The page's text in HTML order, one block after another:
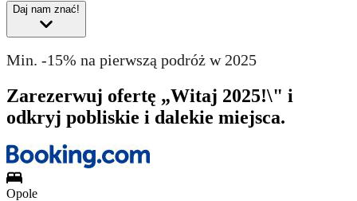
Daj nam znać!
Min. -15% na pierwszą podróż w 2025
Zarezerwuj ofertę „Witaj 2025!\" i
odkryj pobliskie i dalekie miejsca.
Opole